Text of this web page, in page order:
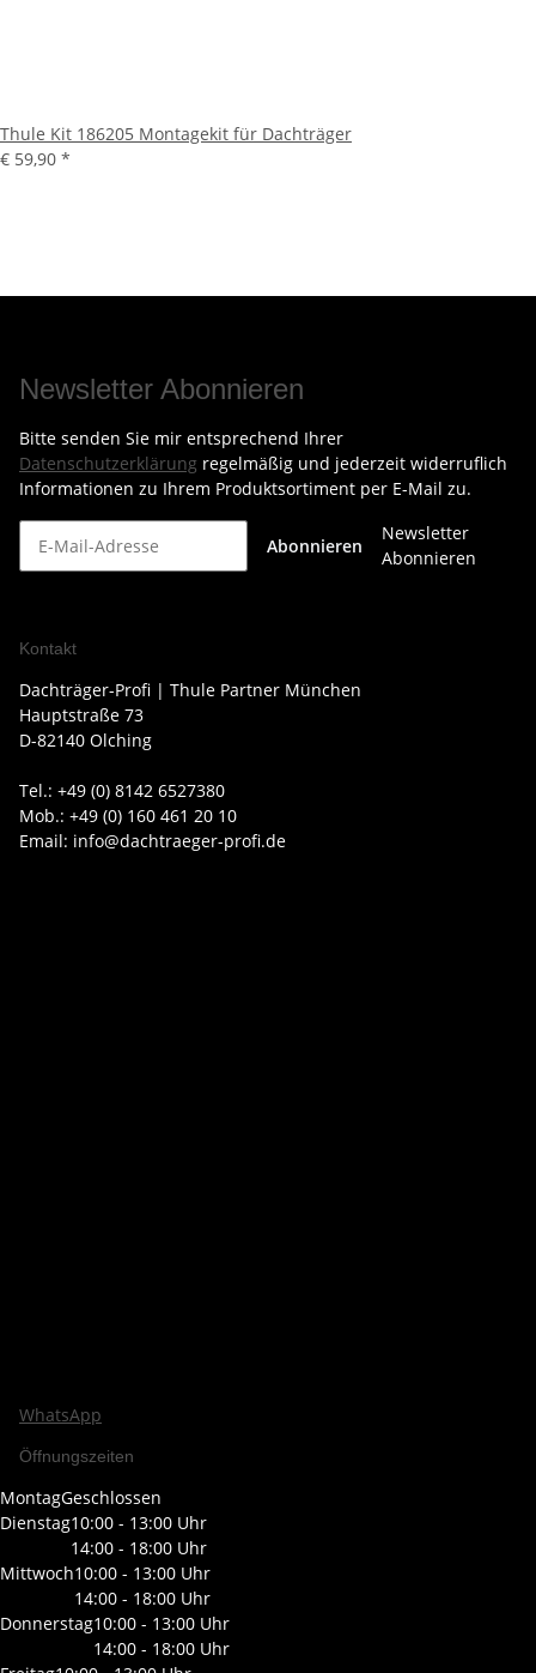
Thule Kit 186205 Montagekit für Dachträger
€ 59,90 *
Newsletter Abonnieren
Bitte senden Sie mir entsprechend Ihrer
Datenschutzerklärung regelmäßig und jederzeit widerruflich
Informationen zu Ihrem Produktsortiment per E-Mail zu.
Abonnieren
Newsletter
Abonnieren
Kontakt
Dachträger-Profi | Thule Partner München
Hauptstraße 73
D-82140 Olching
Tel.: +49 (0) 8142 6527380
Mob.: +49 (0) 160 461 20 10
Email: info@dachtraeger-profi.de
WhatsApp
Öffnungszeiten
MontagGeschlossen
Dienstag10:00 - 13:00 Uhr
14:00 - 18:00 Uhr
Mittwoch10:00 - 13:00 Uhr
14:00 - 18:00 Uhr
Donnerstag10:00 - 13:00 Uhr
14:00 - 18:00 Uhr